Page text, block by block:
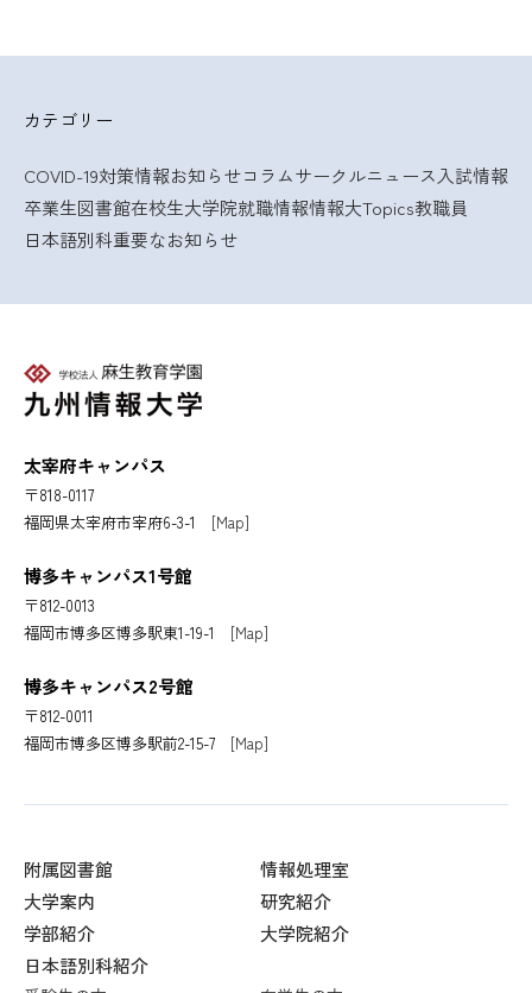
カテゴリー
COVID-19対策情報お知らせコラムサークルニュース入試情報
卒業生図書館在校生大学院就職情報情報大Topics教職員
日本語別科重要なお知らせ
太宰府キャンパス
〒818-0117
福岡県太宰府市宰府6-3-1 [Map]
博多キャンパス1号館
〒812-0013
福岡市博多区博多駅東1-19-1 [Map]
博多キャンパス2号館
〒812-0011
福岡市博多区博多駅前2-15-7 [Map]
附属図書館
情報処理室
大学案内
研究紹介
学部紹介
大学院紹介
日本語別科紹介